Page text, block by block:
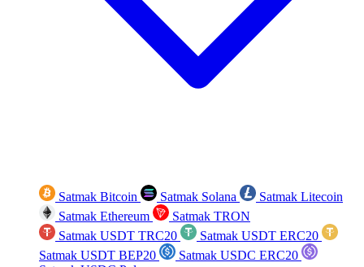
Satmak Bitcoin Satmak Solana
Satmak Litecoin
Satmak Ethereum
Satmak TRON
Satmak USDT TRC20
Satmak USDT ERC20
Satmak USDT BEP20
Satmak USDC ERC20